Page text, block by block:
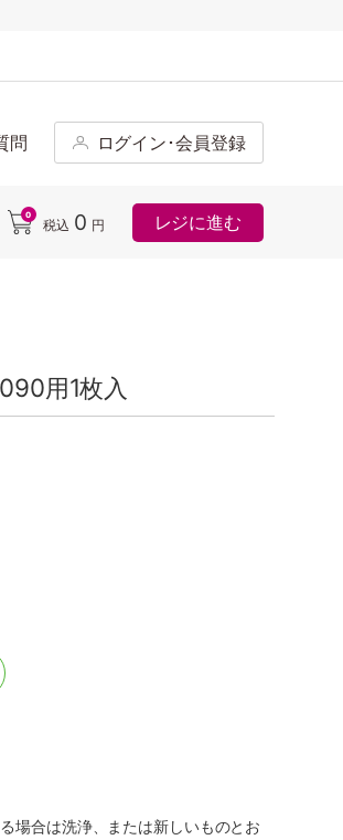
問 ログイン･会員登録
0
税込 0 円 レジに進む
用1枚入
場合は洗浄、または新しいものとお